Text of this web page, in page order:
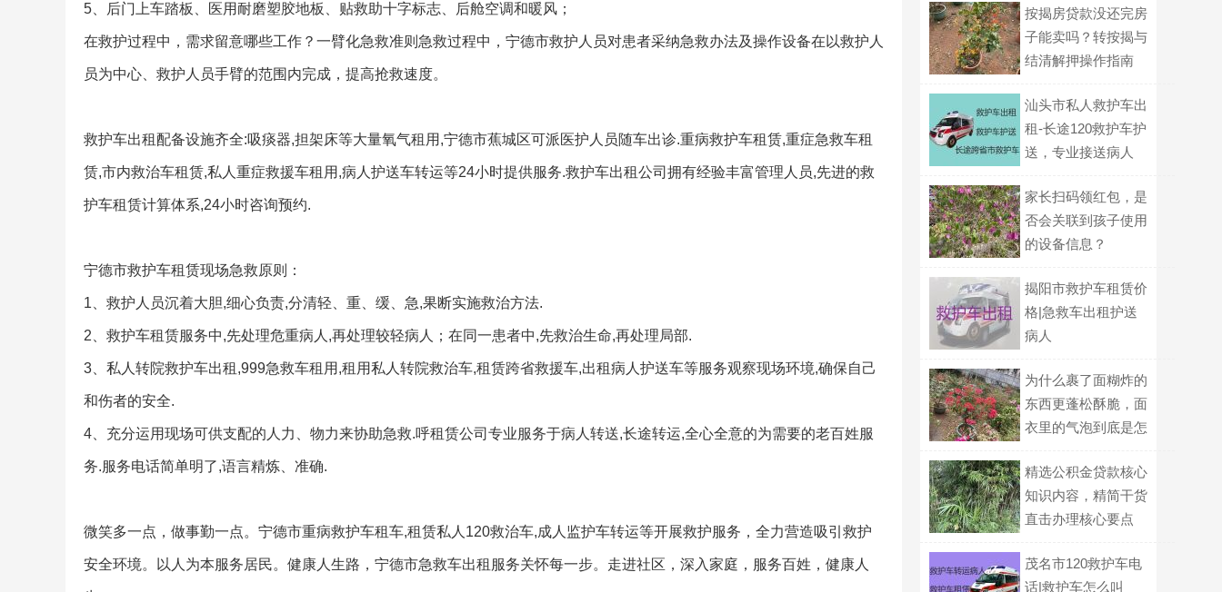
5、后门上车踏板、医用耐磨塑胶地板、贴救助十字标志、后舱空调和暖风；
在救护过程中，需求留意哪些工作？一臂化急救准则急救过程中，宁德市救护人员对患者采纳急救办法及操作设备在以救护人
员为中心、救护人员手臂的范围内完成，提高抢救速度。
救护车出租配备设施齐全:吸痰器,担架床等大量氧气租用,宁德市蕉城区可派医护人员随车出诊.重病救护车租赁,重症急救车租
赁,市内救治车租赁,私人重症救援车租用,病人护送车转运等24小时提供服务.救护车出租公司拥有经验丰富管理人员,先进的救
护车租赁计算体系,24小时咨询预约.
宁德市救护车租赁现场急救原则：
1、救护人员沉着大胆,细心负责,分清轻、重、缓、急,果断实施救治方法.
2、救护车租赁服务中,先处理危重病人,再处理较轻病人；在同一患者中,先救治生命,再处理局部.
3、私人转院救护车出租,999急救车租用,租用私人转院救治车,租赁跨省救援车,出租病人护送车等服务观察现场环境,确保自己
和伤者的安全.
4、充分运用现场可供支配的人力、物力来协助急救.呼租赁公司专业服务于病人转送,长途转运,全心全意的为需要的老百姓服
务.服务电话简单明了,语言精炼、准确.
微笑多一点，做事勤一点。宁德市重病救护车租车,租赁私人120救治车,成人监护车转运等开展救护服务，全力营造吸引救护
安全环境。以人为本服务居民。健康人生路，宁德市急救车出租服务关怀每一步。走进社区，深入家庭，服务百姓，健康人
按揭房贷款没还完房
子能卖吗？转按揭与
结清解押操作指南
汕头市私人救护车出
租-长途120救护车护
送，专业接送病人
家长扫码领红包，是
否会关联到孩子使用
的设备信息？
揭阳市救护车租赁价
格|急救车出租护送
病人
为什么裹了面糊炸的
东西更蓬松酥脆，面
衣里的气泡到底是怎
精选公积金贷款核心
知识内容，精简干货
直击办理核心要点
茂名市120救护车电
话|救护车怎么叫